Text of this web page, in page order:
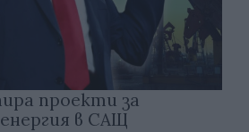
проекти за
в САЩ